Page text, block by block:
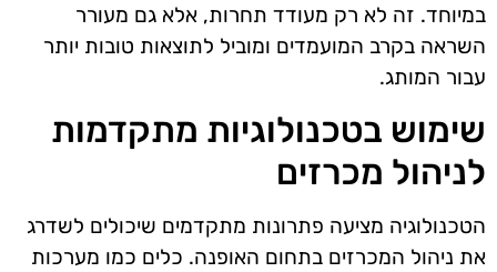
במיוחד. זה לא רק מעודד תחרות, אלא גם מעורר
השראה בקרב המועמדים ומוביל לתוצאות טובות יותר
עבור המותג.
שימוש בטכנולוגיות מתקדמות
לניהול מכרזים
הטכנולוגיה מציעה פתרונות מתקדמים שיכולים לשדרג
את ניהול המכרזים בתחום האופנה. כלים כמו מערכות